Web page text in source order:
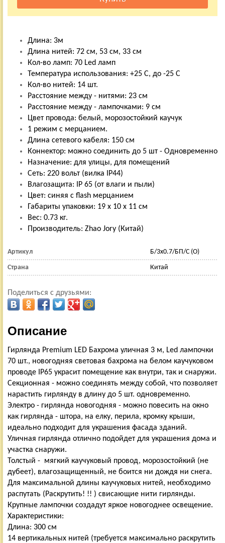
Длина: 3м
Длина нитей: 72 см, 53 см, 33 см
Кол-во ламп: 70 Led ламп
Температура использования: +25 С, до -25 С
Кол-во нитей: 14 шт.
Расстояние между - нитями: 23 см
Расстояние между - лампочками: 9 см
Цвет провода: белый, морозостойкий каучук
1 режим с мерцанием.
Длина сетевого кабеля: 150 см
Коннектор: можно соединить до 5 шт - Одновременно
Назначение: для улицы, для помещений
Сеть: 220 вольт (вилка IP44)
Влагозащита: IP 65 (от влаги и пыли)
Цвет: синяя с flash мерцанием
Габариты упаковки: 19 х 10 х 11 см
Вес: 0.73 кг.
Производитель: Zhao Jory (Китай)
Артикул Б/3х0.7/БП/С (О)
Страна Китай
Поделиться с друзьями:
Описание
Гирлянда Premium LED Бахрома уличная 3 м, Led лампочки
70 шт., новогодняя световая бахрома на белом каучуковом
проводе IP65 украсит помещение как внутри, так и снаружи.
Секционная - можно соединять между собой, что позволяет
нарастить гирлянду в длину до 5 шт. одновременно.
Электро - гирлянда новогодняя - можно повесить на окно
как гирлянда - штора, на елку, перила, кромку крыши,
идеально подходит для украшения фасада зданий.
Уличная гирлянда отлично подойдет для украшения дома и
участка снаружи.
Толстый - мягкий каучуковый провод, морозостойкий (не
дубеет), влагозащищенный, не боится ни дождя ни снега.
Для максимальной длины каучуковых нитей, необходимо
распутать (Раскрутить! !! ) свисающие нити гирлянды.
Крупные лампочки создадут яркое новогоднее освещение.
Характеристики:
Длина: 300 cм
14 вертикальных нитей (требуется максимально раскрутить